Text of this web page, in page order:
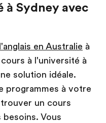
à Sydney avec
en Australie à
à l'université à
solution idéale.
programmes à votre
un cours
Vous